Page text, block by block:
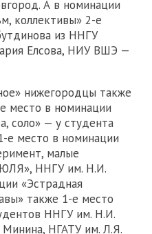
А в номинации
коллективы» 2-е
из ННГУ
Елсова, НИУ ВШЭ —
нижегородцы также
место в номинации
соло» — у студента
е место в номинации
малые
ННГУ им. Н.И.
«Эстрадная
также 1-е место
ННГУ им. Н.И.
НГАТУ им. Л.Я.